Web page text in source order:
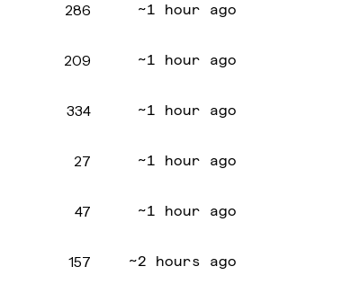
286 ~1 hour ago
209 ~1 hour ago
334 ~1 hour ago
27 ~1 hour ago
47 ~1 hour ago
157 ~2 hours ago